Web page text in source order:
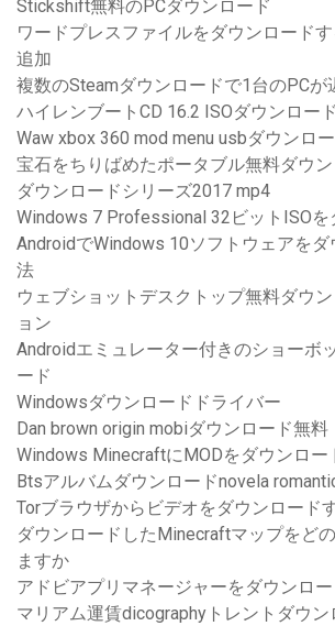
Stickshift無料のPCダウンロード
ワードプレスファイルをダウンロード
追加
複数のSteamダウンロードで1台のPCが
ハイレンブートCD 16.2 ISOダウンロー
Waw xbox 360 mod menu usbダウンロ
宝石をちりばめたポータブル無料ダウ
ダウンロードシリーズ2017 mp4
Windows 7 Professional 32ビットISOを
AndroidでWindows 10ソフトウェアを
法
ウェブショットデスクトップ無料ダウ
ョン
Androidエミュレーター付きのショーボ
ード
Windowsダウンロードドライバー
Dan brown origin mobiダウンロード無料
Windows MinecraftにMODをダウンロー
Btsアルバムダウンロードnovela
Torブラウザからビデオをダウンロード
ダウンロードしたMinecraftマップをど
ますか
アドビアプリマネージャーをダウンロー
マリアム運賃dicographyトレントダウン